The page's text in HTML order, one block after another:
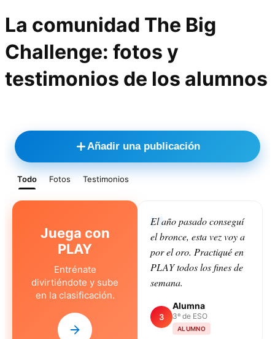
La comunidad The Big
Challenge: fotos y
testimonios de los alumnos
Añadir una publicación
Todo Fotos Testimonios
Juega con
PLAY
Entrénate
divirtiéndote y sube
en la clasificación.
El año pasado conseguí
el bronce, esta vez voy a
por el oro. Practiqué en
PLAY todos los fines de
semana.
3
Alumna
3º de ESO
ALUMNO